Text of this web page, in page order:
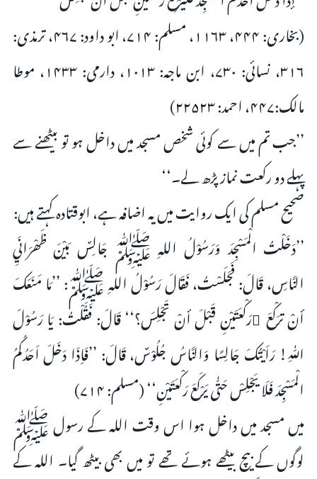
(بخاری: ۴۴۴، ۱۱۶۳، مسلم: ۷۱۴، ابو داود: ۴۶۷، ترمذی:
۳۱۶، نسائی: ۷۳۰، ابن ماجہ: ۱۰۱۳، دارمی: ۱۴۳۳، موطا
مالک:۴۴۷، احمد: ۲۲۵۲۳)
’’جب تم میں سے کوئی شخص مسجد میں داخل ہو تو بیٹھنے سے
پہلے دو رکعت نماز پڑھ لے۔‘‘
صحیح مسلم کی ایک روایت میں یہ اضافہ ہے، ابوقتادہ کہتے ہیں:
’’دَخَلْتُ الْمَسْجِدَ وَرَسُوْلُ اللہِ ﷺ جَالِسٌ بَیْنَ ظَھْرَانَيِ
النَّاسِ، قَالَ: فَجَلَسْتُ، فَقَالَ رَسُوْلُ اللہِ ﷺ: ’’مَا مَنَعَکَ
أنْ ترَکْعَ َرَکْعَتَیْنِ قَبْلَ أنْ تَجْلِسَ؟‘‘ قَالَ: فَقُلْتُ: یَا رَسُوْلَ
اللّٰہِ! رَاَیْتُکَ جَالِسًا وَالنَّاسُ جُلُوْسٌ، قَالَ: ’’فَاِذَا دَخَلَ اَحَدُکُمُ
الْمَسْجِدَ فَلَا یَجْلِسْ حَتّٰی یَرْکَعَ رَکْعَتَیْنِ‘‘ (مسلم: ۷۱۴)
میں مسجد میں داخل ہوا اس وقت اللہ کے رسول ﷺ
لوگوں کے بیچ بیٹھے ہوئے تھے تو میں بھی بیٹھ گیا۔ اللہ کے